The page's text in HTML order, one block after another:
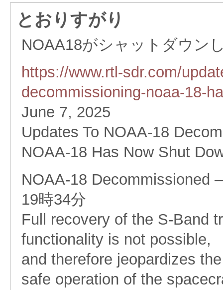
とおりすがり
NOAA18がシャットダウン
https://www.rtl-sdr.com/
decommissioning-noaa-18-
June 7, 2025
Updates To NOAA-18
NOAA-18 Has Now Shut
NOAA-18 Decommissioned
19時34分
Full recovery of the S-Band
functionality is not possible,
and therefore jeopardizes
safe operation of the